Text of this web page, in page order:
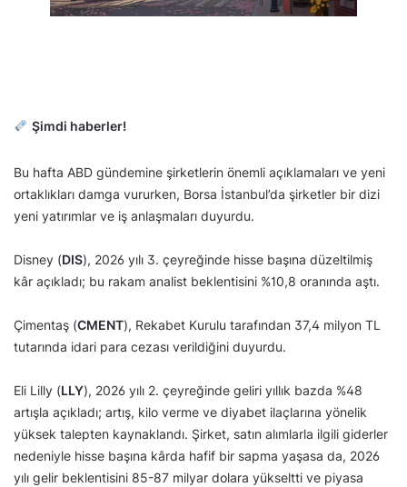
Şimdi haberler!
Bu hafta ABD gündemine şirketlerin önemli açıklamaları ve yeni
ortaklıkları damga vururken, Borsa İstanbul’da şirketler bir dizi
yeni yatırımlar ve iş anlaşmaları duyurdu.
Disney (DIS), 2026 yılı 3. çeyreğinde hisse başına düzeltilmiş
kâr açıkladı; bu rakam analist beklentisini %10,8 oranında aştı.
Çimentaş (CMENT), Rekabet Kurulu tarafından 37,4 milyon TL
tutarında idari para cezası verildiğini duyurdu.
Eli Lilly (LLY), 2026 yılı 2. çeyreğinde geliri yıllık bazda %48
artışla açıkladı; artış, kilo verme ve diyabet ilaçlarına yönelik
yüksek talepten kaynaklandı. Şirket, satın alımlarla ilgili giderler
nedeniyle hisse başına kârda hafif bir sapma yaşasa da, 2026
yılı gelir beklentisini 85-87 milyar dolara yükseltti ve piyasa